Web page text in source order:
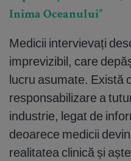
Inima Oceanului”
Medicii intervievați
imprevizibil, care
lucru asumate. Există
responsabilizare a
industrie, legat de
deoarece medicii
realitatea clinică și